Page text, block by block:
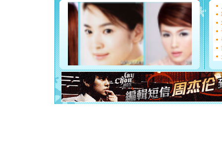
能正大
天都要快
[圣诞节]
如意,快
[元旦]
看
断电。
你是我
[元旦]
起；二是
离。水晶
[元旦]当
泣，这痛
卖了。水